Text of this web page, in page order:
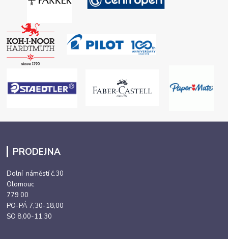
PRODEJNA
Dolní náměstí č.30
Olomouc
779 00
PO-PÁ 7,30-18,00
SO 8,00-11,30